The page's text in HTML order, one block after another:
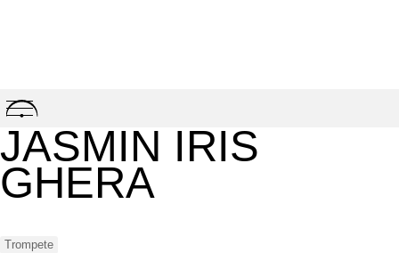
Skip
to
content
JASMIN IRIS
GHERA
Trompete